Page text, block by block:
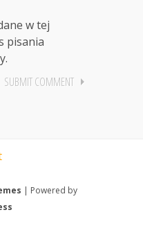
w tej
pisania
| Powered by